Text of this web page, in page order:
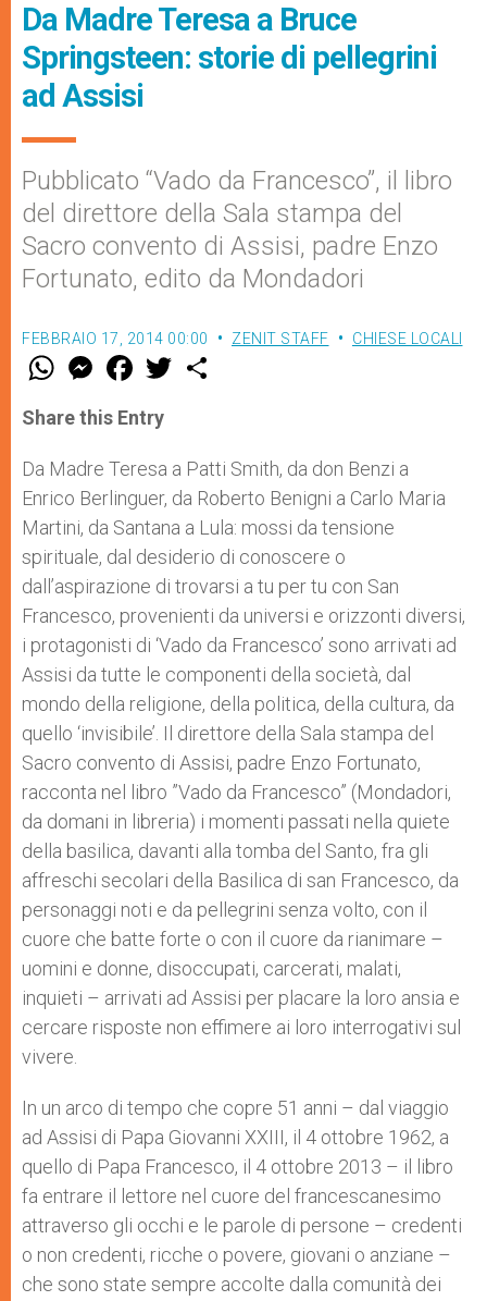
Da Madre Teresa a Bruce
Springsteen: storie di pellegrini
ad Assisi
Pubblicato “Vado da Francesco”, il libro
del direttore della Sala stampa del
Sacro convento di Assisi, padre Enzo
Fortunato, edito da Mondadori
FEBBRAIO 17, 2014 00:00 ZENIT STAFF CHIESE LOCALI
W
t
s
p
p
M
e
s
e
g
e
r
F
a
e
b
o
k
w
r
Share this Entry
Da Madre Teresa a Patti Smith, da don Benzi a
Enrico Berlinguer, da Roberto Benigni a Carlo Maria
Martini, da Santana a Lula: mossi da tensione
spirituale, dal desiderio di conoscere o
dall’aspirazione di trovarsi a tu per tu con San
Francesco, provenienti da universi e orizzonti diversi,
i protagonisti di ‘Vado da Francesco’ sono arrivati ad
Assisi da tutte le componenti della società, dal
mondo della religione, della politica, della cultura, da
quello ‘invisibile’. Il direttore della Sala stampa del
Sacro convento di Assisi, padre Enzo Fortunato,
racconta nel libro ”Vado da Francesco” (Mondadori,
da domani in libreria) i momenti passati nella quiete
della basilica, davanti alla tomba del Santo, fra gli
affreschi secolari della Basilica di san Francesco, da
personaggi noti e da pellegrini senza volto, con il
cuore che batte forte o con il cuore da rianimare –
uomini e donne, disoccupati, carcerati, malati,
inquieti – arrivati ad Assisi per placare la loro ansia e
cercare risposte non effimere ai loro interrogativi sul
vivere.
In un arco di tempo che copre 51 anni – dal viaggio
ad Assisi di Papa Giovanni XXIII, il 4 ottobre 1962, a
quello di Papa Francesco, il 4 ottobre 2013 – il libro
fa entrare il lettore nel cuore del francescanesimo
attraverso gli occhi e le parole di persone – credenti
o non credenti, ricche o povere, giovani o anziane –
che sono state sempre accolte dalla comunità dei